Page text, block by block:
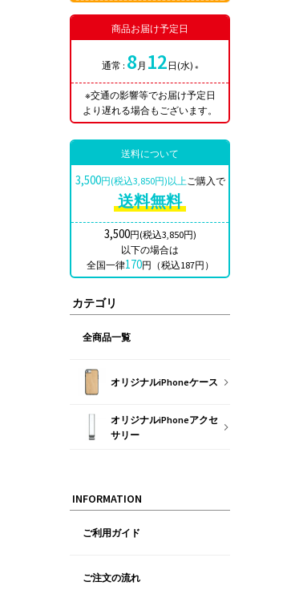
商品お届け予定日
通常 : 8 月 12 日(水) ※
※交通の影響等でお届け予定日
より遅れる場合もございます。
送料について
3,500円(税込3,850円)以上ご購入で
送料無料
3,500円(税込3,850円)
以下の場合は
全国一律170円（税込187円）
カテゴリ
全商品一覧
オリジナルiPhoneケース
オリジナルiPhoneアクセ
サリー
INFORMATION
ご利用ガイド
ご注文の流れ